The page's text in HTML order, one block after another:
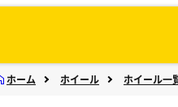
ホーム ホイール ホイール一